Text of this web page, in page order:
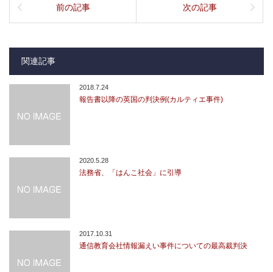
前の記事 次の記事
関連記事
2018.7.24
報告書以降の英国の判決例(カルティエ事件)
2020.5.28
法務省、「はんこ社会」に引導
2017.10.31
通信教育会社情報漏えい事件についての最高裁判決